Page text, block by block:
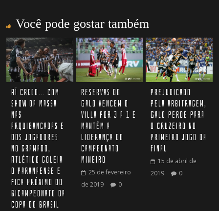
Você pode gostar também
AÍ CREDO… Com
show da Massa
nas
arquibancadas e
dos jogadores
no gramado,
Atlético goleia
o Paranaense e
fica próximo do
Bicampeonato da
Copa do Brasil
Reservas do
Galo vencem o
Villa por 3 a 1 e
mantém a
liderança do
Campeonato
Mineiro
25 de fevereiro
de 2019
0
Prejudicado
pela arbitragem,
Galo perde para
o Cruzeiro no
primeiro jogo da
final
15 de abril de
2019
0